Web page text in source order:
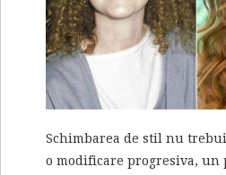
Schimbarea de stil nu
o modificare progresiva, un